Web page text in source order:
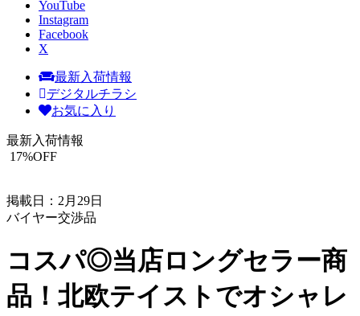
YouTube
Instagram
Facebook
X
最新入荷情報
デジタルチラシ
お気に入り
最新入荷情報
17%OFF
掲載日：2月29日
バイヤー交渉品
コスパ◎当店ロングセラー商
品！北欧テイストでオシャレ